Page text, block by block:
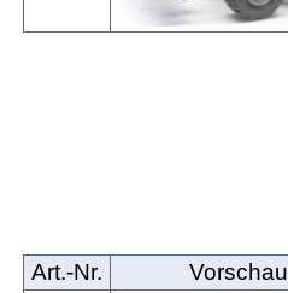
Art.‑Nr. Vorschau